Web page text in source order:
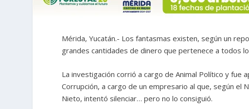
Mérida, Yucatán.- Los fantasmas existen, según un
grandes cantidades de dinero que pertenece a todos
La investigación corrió a cargo de Animal Político y fue
Corrupción, a cargo de un empresario al que, según el
Nieto, intentó silenciar… pero no lo consiguió.